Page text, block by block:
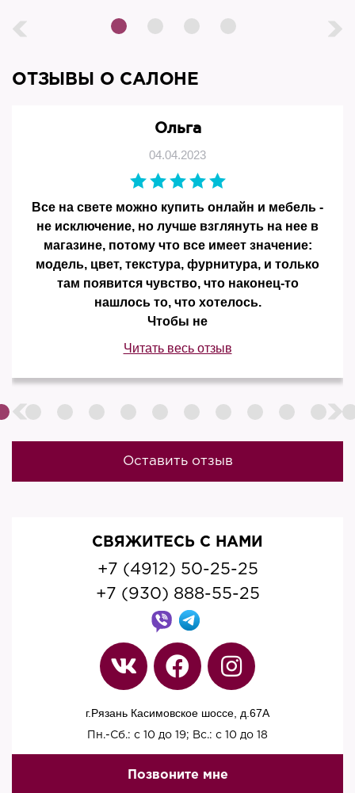
ОТЗЫВЫ О САЛОНЕ
Ольга
04.04.2023
Все на свете можно купить онлайн и мебель -
не исключение, но лучше взглянуть на нее в
магазине, потому что все имеет значение:
модель, цвет, текстура, фурнитура, и только
там появится чувство, что наконец-то
нашлось то, что хотелось.
Чтобы не
Читать весь отзыв
Оставить отзыв
СВЯЖИТЕСЬ С НАМИ
+7 (4912) 50-25-25
+7 (930) 888-55-25
г.Рязань Касимовское шоссе, д.67A
Пн.-Сб.: с 10 до 19; Вс.: с 10 до 18
Позвоните мне